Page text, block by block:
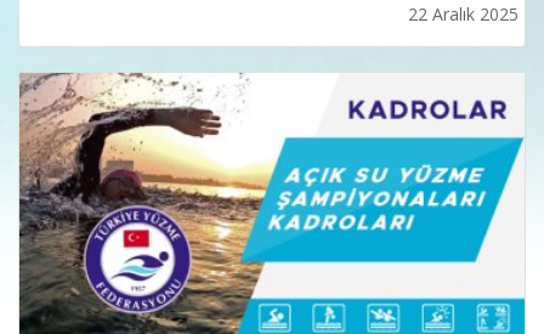
22 Aralık 2025